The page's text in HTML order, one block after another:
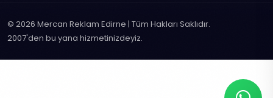
© 2026 Mercan Reklam Edirne | Tüm Hakları Saklıdır.
2007'den bu yana hizmetinizdeyiz.